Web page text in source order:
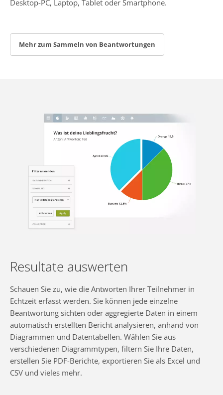
Desktop-PC, Laptop, Tablet oder Smartphone.
Mehr zum Sammeln von Beantwortungen
Resultate auswerten
Schauen Sie zu, wie die Antworten Ihrer Teilnehmer in
Echtzeit erfasst werden. Sie können jede einzelne
Beantwortung sichten oder aggregierte Daten in einem
automatisch erstellten Bericht analysieren, anhand von
Diagrammen und Datentabellen. Wählen Sie aus
verschiedenen Diagrammtypen, filtern Sie Ihre Daten,
erstellen Sie PDF-Berichte, exportieren Sie als Excel und
CSV und vieles mehr.